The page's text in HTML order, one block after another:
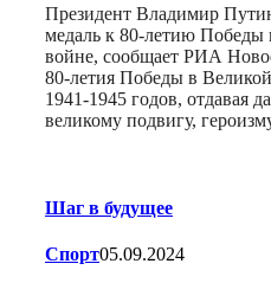
Президент Владимир
медаль к 80-летию Победы
войне, сообщает РИА
80-летия Победы в
1941-1945 годов, отдавая
великому подвигу,
Шаг в будущее
Спорт05.09.2024